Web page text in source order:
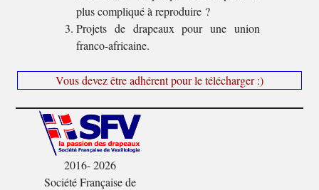
plus compliqué à reproduire ?
Projets de drapeaux pour une union
franco-africaine.
Vous devez être adhérent pour le télécharger :)
2016- 2026
Société Française de